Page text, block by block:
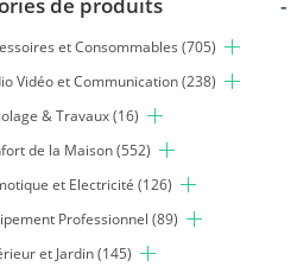
et Consommables (705)
Vidéo et Communication(238)
& Travaux(16)
de la Maison(552)
et Electricité (126)
Professionnel (89)
et Jardin(145)